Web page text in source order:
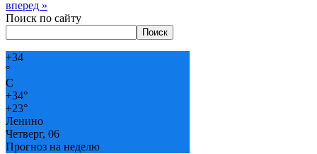
вперед »
Поиск по сайту
Поиск
+34
°
C
+34°
+23°
Ленино
Четверг, 06
Прогноз на неделю